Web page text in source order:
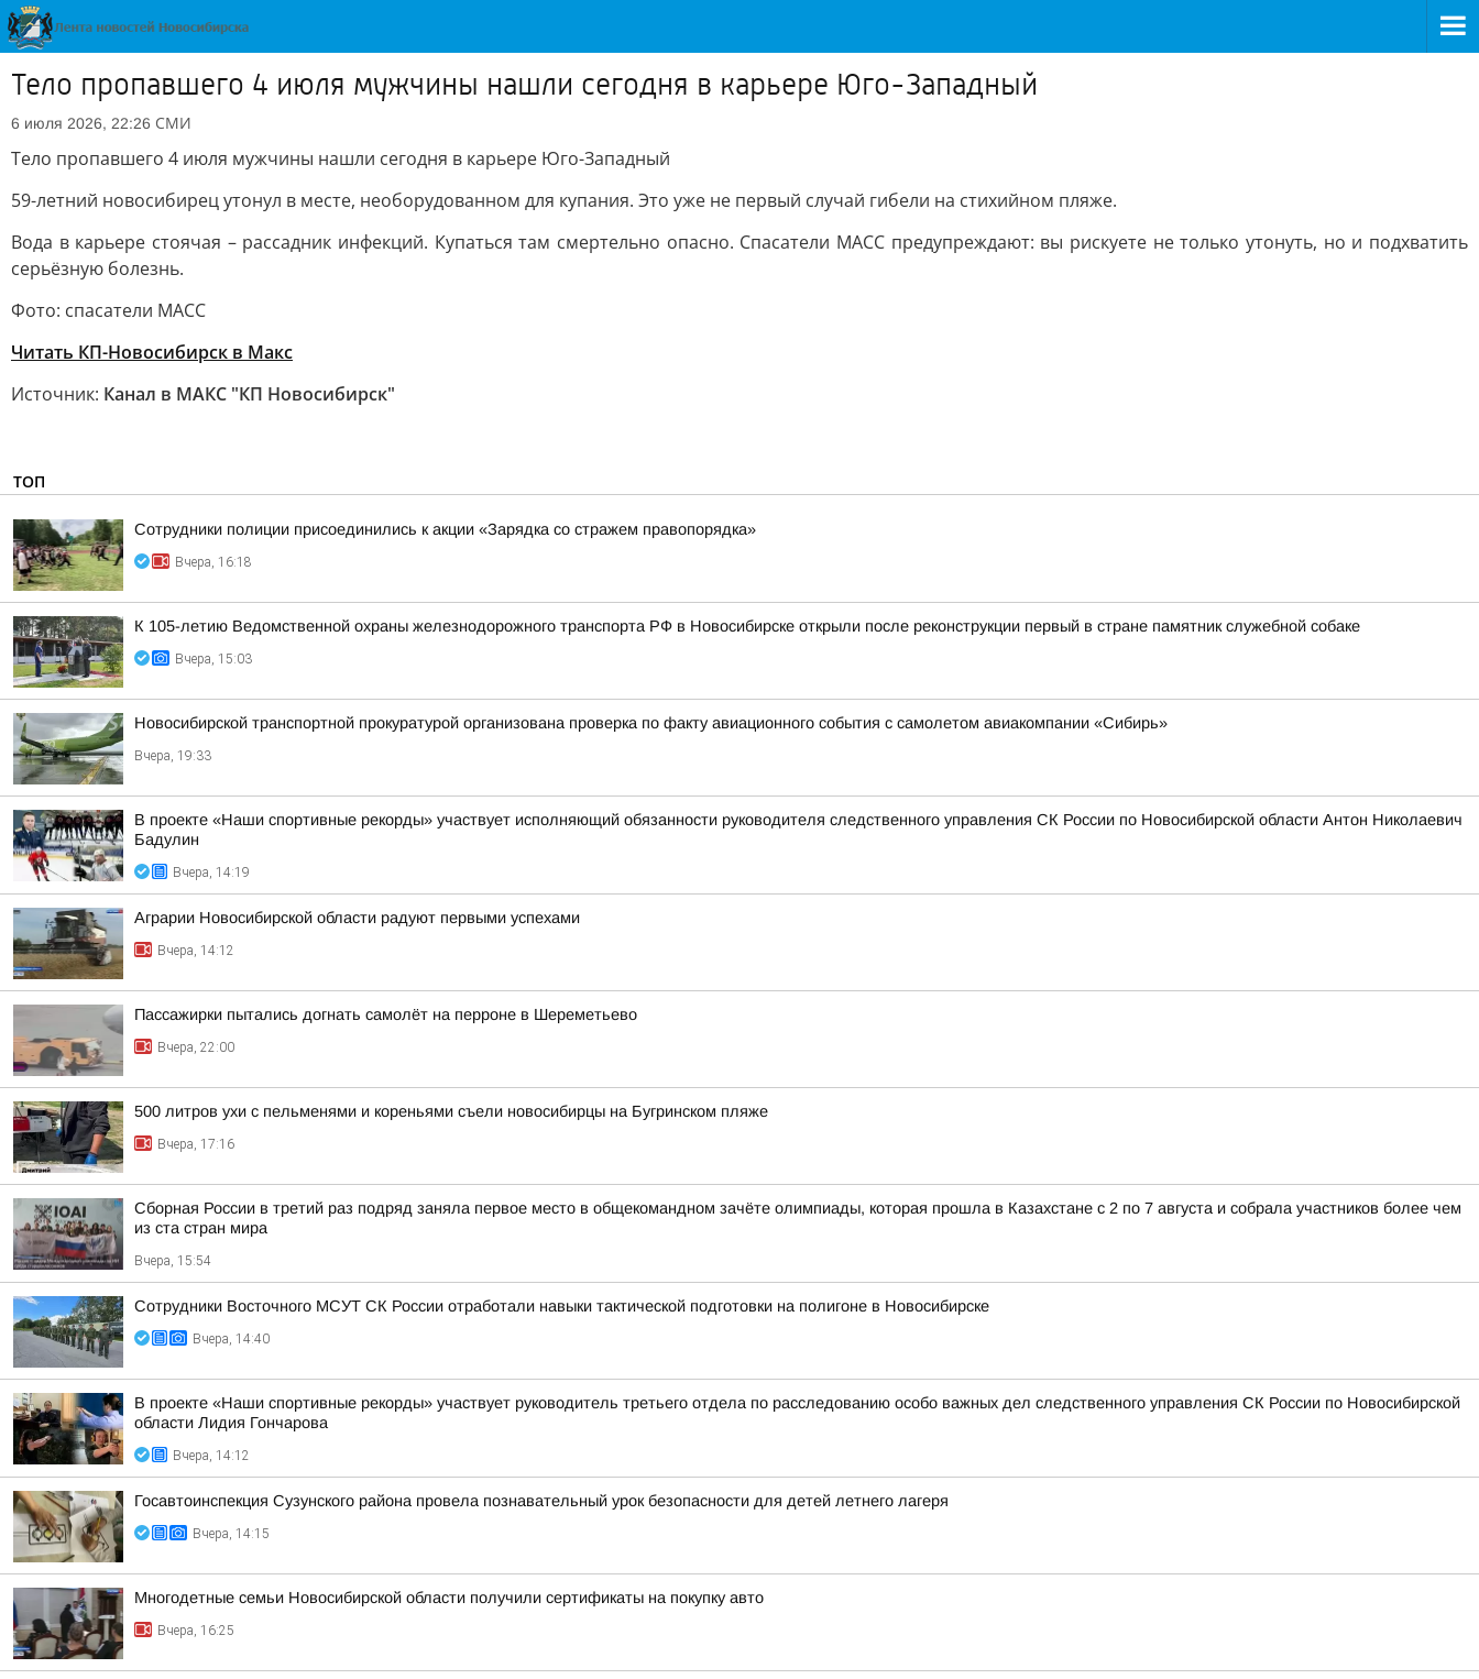
Тело пропавшего 4 июля мужчины нашли сегодня в карьере Юго-Западный
6 июля 2026, 22:26 СМИ
Тело пропавшего 4 июля мужчины нашли сегодня в карьере Юго-Западный
59-летний новосибирец утонул в месте, необорудованном для купания. Это уже не первый случай гибели на стихийном пляже.
Вода в карьере стоячая – рассадник инфекций. Купаться там смертельно опасно. Спасатели МАСС предупреждают: вы рискуете не только утонуть, но и подхватить
серьёзную болезнь.
Фото: спасатели МАСС
Читать КП-Новосибирск в Mакс
Источник: Канал в МАКС "КП Новосибирск"
ТОП
Сотрудники полиции присоединились к акции «Зарядка со стражем правопорядка»
Вчера, 16:18
К 105-летию Ведомственной охраны железнодорожного транспорта РФ в Новосибирске открыли после реконструкции первый в стране памятник служебной собаке
Вчера, 15:03
Новосибирской транспортной прокуратурой организована проверка по факту авиационного события с самолетом авиакомпании «Сибирь»
Вчера, 19:33
В проекте «Наши спортивные рекорды» участвует исполняющий обязанности руководителя следственного управления СК России по Новосибирской области Антон Николаевич
Бадулин
Вчера, 14:19
Аграрии Новосибирской области радуют первыми успехами
Вчера, 14:12
Пассажирки пытались догнать самолёт на перроне в Шереметьево
Вчера, 22:00
500 литров ухи с пельменями и кореньями съели новосибирцы на Бугринском пляже
Вчера, 17:16
Сборная России в третий раз подряд заняла первое место в общекомандном зачёте олимпиады, которая прошла в Казахстане с 2 по 7 августа и собрала участников более чем
из ста стран мира
Вчера, 15:54
Сотрудники Восточного МСУТ СК России отработали навыки тактической подготовки на полигоне в Новосибирске
Вчера, 14:40
В проекте «Наши спортивные рекорды» участвует руководитель третьего отдела по расследованию особо важных дел следственного управления СК России по Новосибирской
области Лидия Гончарова
Вчера, 14:12
Госавтоинспекция Сузунского района провела познавательный урок безопасности для детей летнего лагеря
Вчера, 14:15
Многодетные семьи Новосибирской области получили сертификаты на покупку авто
Вчера, 16:25